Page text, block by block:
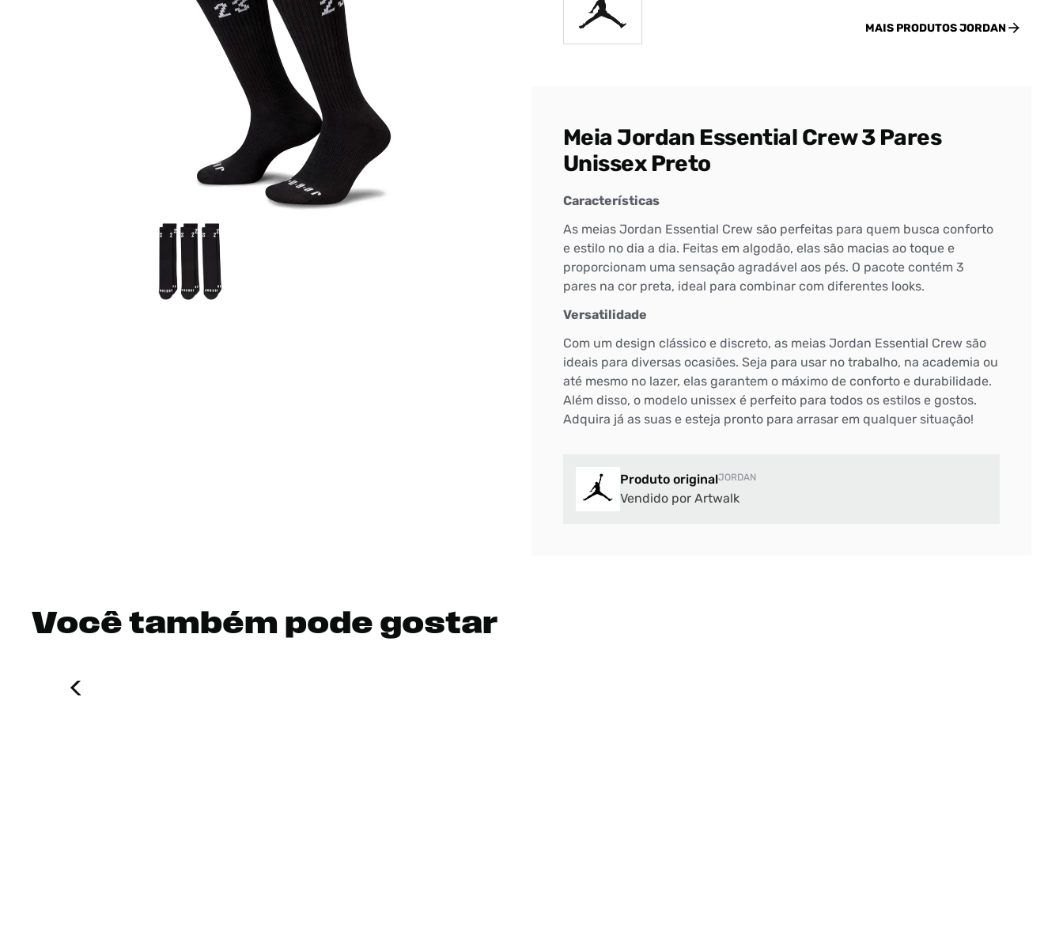
MAIS PRODUTOSJORDAN
Meia Jordan Essential Crew 3 Pares
Unissex Preto
Características
As meias Jordan Essential Crew são perfeitas para quem busca conforto
e estilo no dia a dia. Feitas em algodão, elas são macias ao toque e
proporcionam uma sensação agradável aos pés. O pacote contém 3
pares na cor preta, ideal para combinar com diferentes looks.
Versatilidade
Com um design clássico e discreto, as meias Jordan Essential Crew são
ideais para diversas ocasiões. Seja para usar no trabalho, na academia ou
até mesmo no lazer, elas garantem o máximo de conforto e durabilidade.
Além disso, o modelo unissex é perfeito para todos os estilos e gostos.
Adquira já as suas e esteja pronto para arrasar em qualquer situação!
Produto originalJORDAN
Vendido por Artwalk
Você também pode gostar